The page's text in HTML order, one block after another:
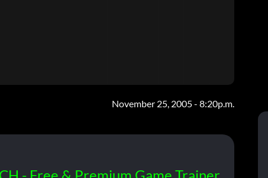
November 25, 2005 - 8:20p.m.